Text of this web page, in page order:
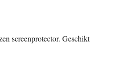
screenprotector. Geschikt